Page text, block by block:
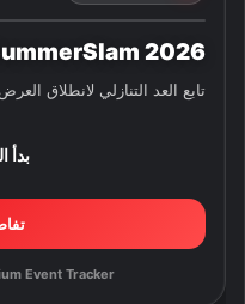
2026
تابع العد التنازلي لانطلاق
بدأ
Event Tracker